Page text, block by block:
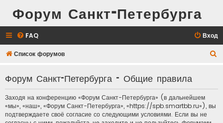
Форум Санкт-Петербурга
FAQ Вход
Список форумов
с
Форум Санкт-Петербурга - Общие правила
Заходя на конференцию «Форум Санкт-Петербурга» (в дальнейшем
«мы», «наш», «Форум Санкт-Петербурга», «https://spb.smartbb.ru»), вы
подтверждаете своё согласие со следующими условиями. Если вы не